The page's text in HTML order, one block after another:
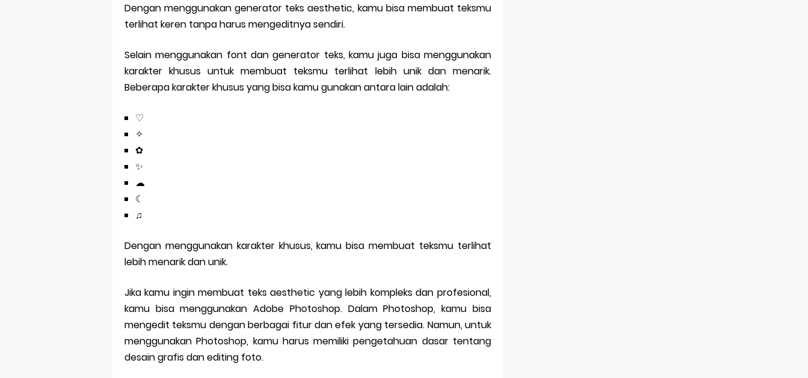
Dengan menggunakan generator teks aesthetic, kamu bisa membuat teksmu
terlihat keren tanpa harus mengeditnya sendiri.
Selain menggunakan font dan generator teks, kamu juga bisa menggunakan
karakter khusus untuk membuat teksmu terlihat lebih unik dan menarik.
Beberapa karakter khusus yang bisa kamu gunakan antara lain adalah:
♡
✧
✿
✨
☁
☾
♫
Dengan menggunakan karakter khusus, kamu bisa membuat teksmu terlihat
lebih menarik dan unik.
Jika kamu ingin membuat teks aesthetic yang lebih kompleks dan profesional,
kamu bisa menggunakan Adobe Photoshop. Dalam Photoshop, kamu bisa
mengedit teksmu dengan berbagai fitur dan efek yang tersedia. Namun, untuk
menggunakan Photoshop, kamu harus memiliki pengetahuan dasar tentang
desain grafis dan editing foto.